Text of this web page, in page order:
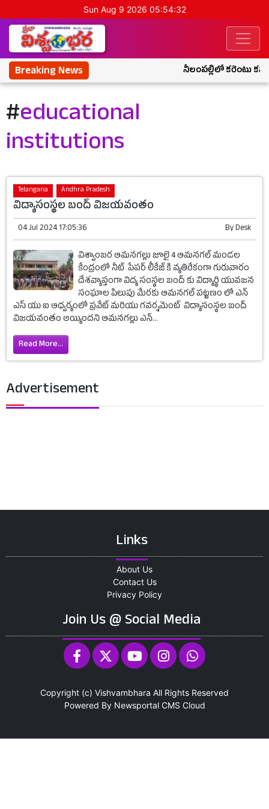
Sun Aug 9 2026 05:54:32
Breaking News నీలంపల్లిలో కరెంటు
#educational
institutions
Telangana Andhra Pradesh
విద్యాసంస్థల బంద్ విజయవంతం
04 Jul 2024 17:05:36 ByDesk
విశ్వాంబర ఆమనగల్లు జూలై 4 ఆమనగల్ మండల
కేంద్రంలో నీట్ పేపర్ లీకేజ్ కి వ్యతిరేకంగా గురువారం
దేశవ్యాప్తంగా విద్య సంస్థల బంద్ కు విద్యార్థి యువజన
సంఘాల పిలుపు మేరకు ఆమనగల్ పట్టణం లో ఎన్
ఎస్ యు ఐ ఆధ్వర్యంలో ప్రవేట్ మరియు గవర్నమెంట్ విద్యాసంస్థల బంద్
విజయవంతం అయ్యిందని ఆమనగల్లు ఎన్...
Read More...
Advertisement
Links
About Us
Contact Us
Privacy Policy
Join Us @ Social Media
Copyright (c) Vishvambhara All Rights Reserved
Powered By Newsportal CMS Cloud